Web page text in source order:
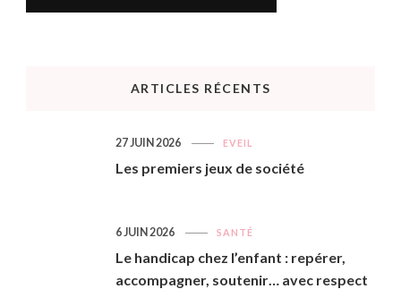
ARTICLES RÉCENTS
EVEIL
Les premiers jeux de société
27 JUIN 2026
SANTÉ
Le handicap chez l’enfant : repérer,
accompagner, soutenir… avec respect
6 JUIN 2026